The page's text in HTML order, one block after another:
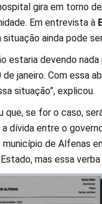
gira em torno
Em entrevista à
situação ainda pode
estaria devendo
janeiro. Com essa
situação”, explicou.
se for o caso,
dívida entre o
município de Alfenas
mas essa verba